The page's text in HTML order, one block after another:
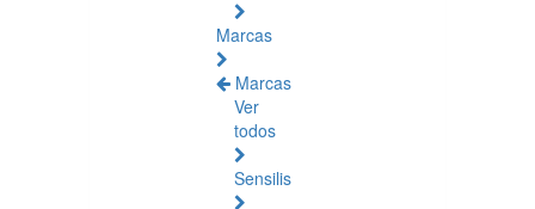
Marcas
Marcas
Ver
todos
Sensilis